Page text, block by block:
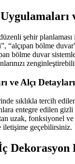
şehir
“alçıpan bölme
bölme duvar
ve Alçı Detayları
sıklıkla tercih
entegre edilen gizli
uzak, fonksiyonel
geçebilirsiniz.